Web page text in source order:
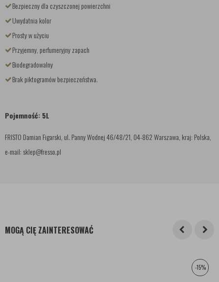
Bezpieczny dla czyszczonej powierzchni
Uwydatnia kolor
Prosty w użyciu
Przyjemny, perfumeryjny zapach
Biodegradowalny
Brak piktogramów bezpieczeństwa.
Pojemność: 5L
FRISTO Damian Figarski, ul. Panny Wodnej 46/48/21, 04-862 Warszawa, kraj: Polska,
e-mail: sklep@fresso.pl
MOGĄ CIĘ ZAINTERESOWAĆ
-15%